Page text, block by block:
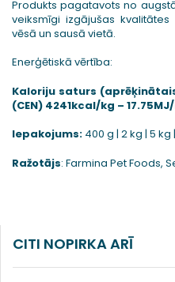
Produkts pagatavots no
veiksmīgi izgājušas
vēsā un sausā vietā.
Enerģētiskā vērtība:
Kaloriju saturs
(CEN) 4241kcal/kg –
Iepakojums: 400 g | 2 kg | 5 kg
Ražotājs: Farmina Pet Foods,
CITI NOPIRKA ARĪ